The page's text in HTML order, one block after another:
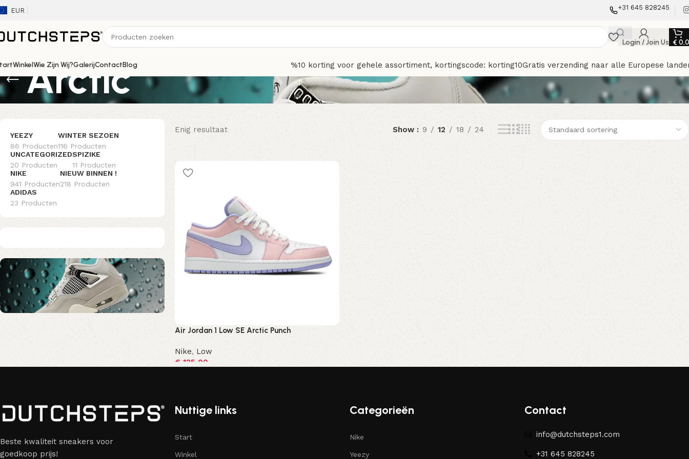
EUR +31 645 828245
Login / Join Us €
WinkelWie Zijn Wij?GalerijContactBlog %10 korting voor gehele assortiment, kortingscode: korting10Gratis verzending naar alle Europese
Arctic
YEEZY
86 Producten
WINTER SEZOEN
116 Producten
UNCATEGORIZED
20 Producten
SPIZIKE
11 Producten
NIKE
941 Producten
NIEUW BINNEN !
218 Producten
ADIDAS
23 Producten
Nu kortingscode Korting10
10% Korting
Enig resultaat Show 9 12 18 24
Air Jordan 1 Low SE Arctic Punch
Nike,Low
€125,00
Beste kwaliteit sneakers voor
goedkoop prijs!
Nuttige links
Start
Winkel
Categorieën
Nike
Yeezy
Contact
info@dutchsteps1.com
+31 645 828245